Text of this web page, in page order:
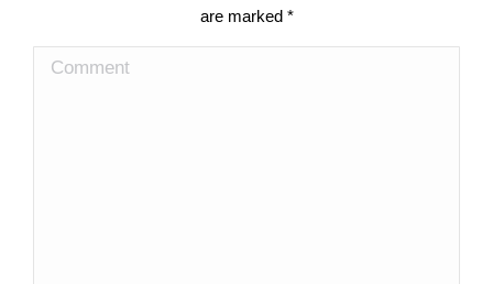
are marked *
Comment